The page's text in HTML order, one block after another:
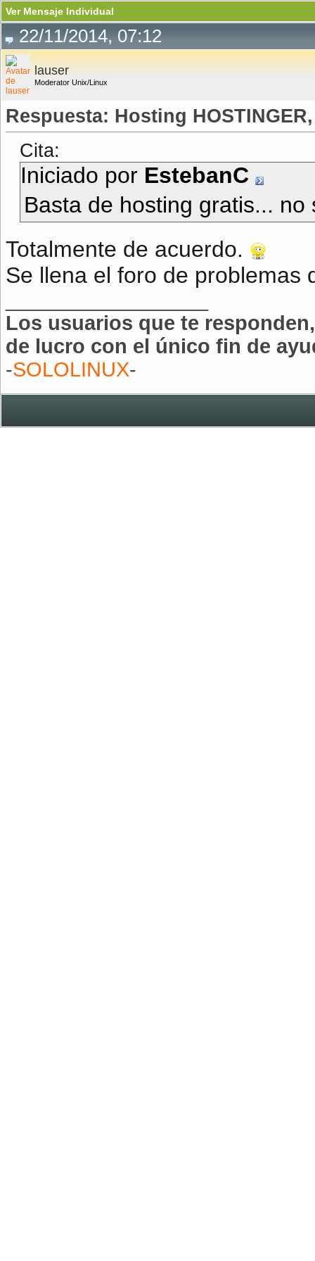
Ver Mensaje Individual
22/11/2014, 07:12
lauser
Moderator Unix/Linux
Respuesta: Hosting
Cita:
Iniciado por EstebanC
Basta de hosting gratis...
Totalmente de acuerdo.
Se llena el foro de problemas
Los usuarios que te
de lucro con el único fin de
-SOLOLINUX-